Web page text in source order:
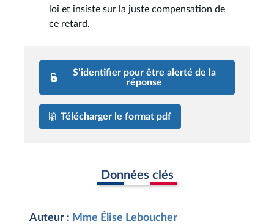
loi et insiste sur la juste compensation de
ce retard.
S’identifier pour être alerté de la
réponse
Télécharger le format pdf
Données clés
Auteur : Mme Élise Leboucher